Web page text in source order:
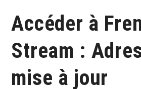
Accéder à
Stream :
mise à jour